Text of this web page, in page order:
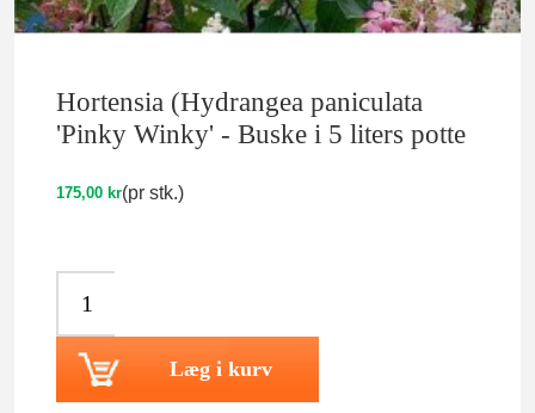
Hortensia (Hydrangea paniculata
'Pinky Winky' - Buske i 5 liters potte
175,00 kr(pr stk.)
Læg i kurv